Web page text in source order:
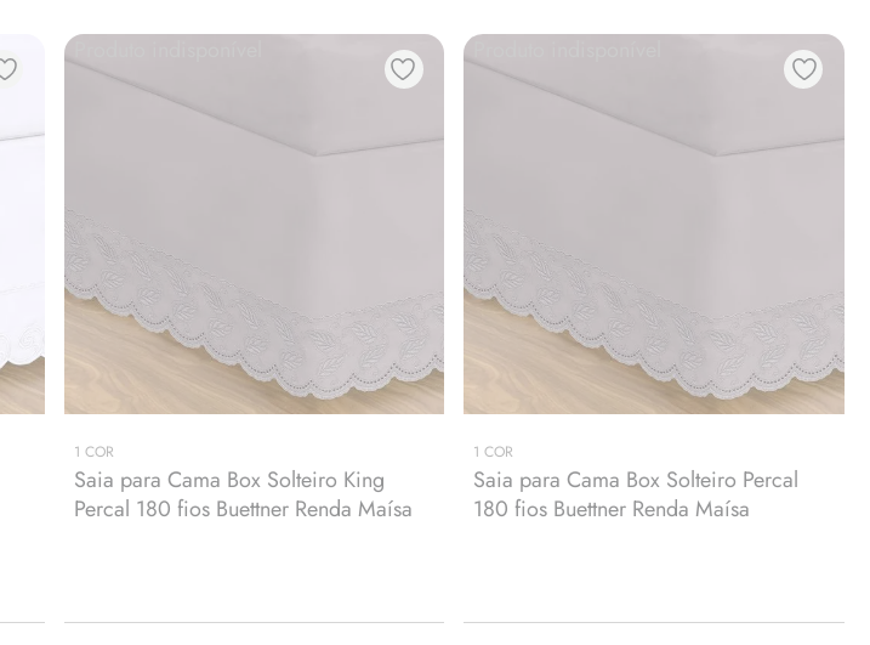
1 COR
Saia para Cama Box Solteiro King
Percal 180 fios Buettner Renda Maísa
1 COR
Saia para Cama Box Solteiro Percal
180 fios Buettner Renda Maísa